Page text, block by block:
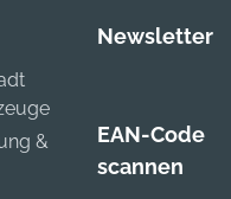
&
Newsletter
EAN-Code
scannen